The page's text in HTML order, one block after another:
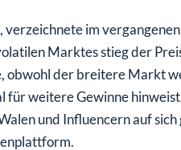
im
Marktes stieg der
obwohl der breitere Markt
für weitere Gewinne
und Influencern auf